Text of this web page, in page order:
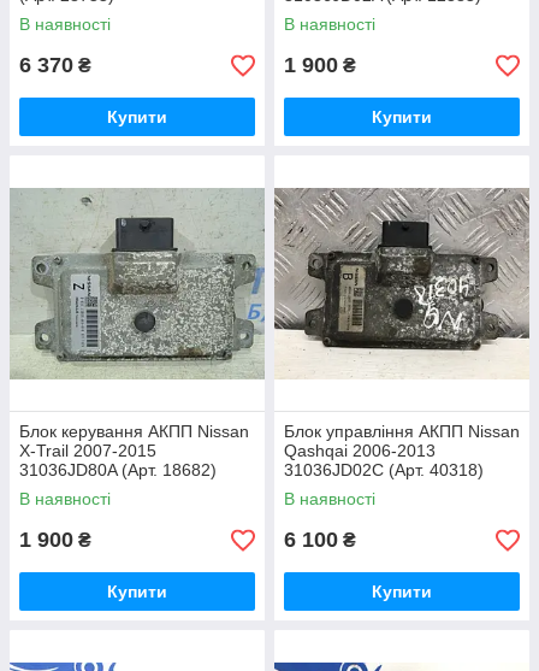
В наявності
6 370 ₴
Купити
В наявності
1 900 ₴
Купити
Блок керування АКПП Nissan
X-Trail 2007-2015
31036JD80A (Арт. 18682)
В наявності
1 900 ₴
Купити
Блок управління АКПП Nissan
Qashqai 2006-2013
31036JD02C (Арт. 40318)
В наявності
6 100 ₴
Купити